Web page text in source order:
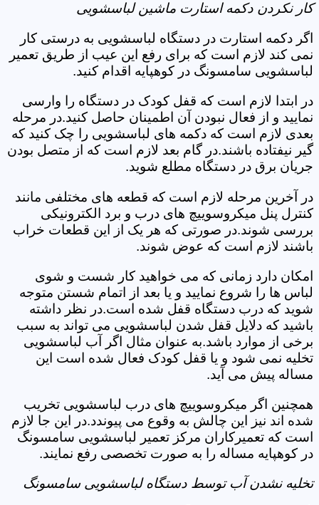
کار نکردن دکمه استارت ماشین لباسشویی
اگر دکمه استارت در دستگاه لباسشویی به درستی کار
نمی کند لازم است که برای رفع این عیب از طریق تعمیر
لباسشویی سامسونگ در کوهپایه اقدام کنید.
در ابتدا لازم است که قفل کودک در دستگاه را وارسی
نمایید و از فعال نبودن آن اطمینان حاصل کنید.در مرحله
بعدی لازم است که دکمه های لباسشویی را چک کنید که
گیر نیفتاده باشند.در گام بعد لازم است که از متصل بودن
جریان برق در دستگاه مطلع شوید.
در آخرین مرحله لازم است که قطعه های مختلفی مانند
کنترل پنل میکروسوییچ های درب و برد الکترونیکی
بررسی شوند.در صورتی که هر یک از این قطعات خراب
باشند لازم است که عوض شوند.
امکان دارد زمانی که می خواهید کار شست و شوی
لباس ها را شروع نمایید و یا بعد از اتمام شستن متوجه
شوید که درب دستگاه قفل شده است.در نظر داشته
باشید که دلایل قفل شدن لباسشویی می تواند به سبب
برخی از موارد باشد.به عنوان مثال اگر آب لباسشویی
تخلیه نمی شود و یا قفل کودک فعال شده است این
مساله پیش می آید.
همچنین اگر میکروسوییچ های درب لباسشویی تخریب
شده اند نیز این چالش به وقوع می پیوندد.در این جا لازم
است که تعمیرکاران مرکز تعمیر لباسشویی سامسونگ
در کوهپایه مساله را به صورت تخصصی رفع نمایند.
تخلیه نشدن آب توسط دستگاه لباسشویی سامسونگ